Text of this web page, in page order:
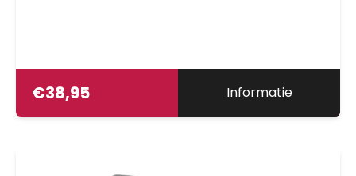
€38,95 Informatie